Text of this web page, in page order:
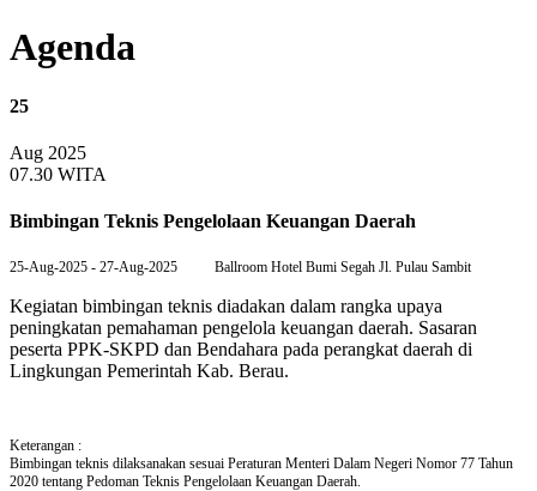
Agenda
25
Aug 2025
07.30 WITA
Bimbingan Teknis Pengelolaan Keuangan Daerah
25-Aug-2025 - 27-Aug-2025 Ballroom Hotel Bumi Segah Jl. Pulau Sambit
Kegiatan bimbingan teknis diadakan dalam rangka upaya
peningkatan pemahaman pengelola keuangan daerah. Sasaran
peserta PPK-SKPD dan Bendahara pada perangkat daerah di
Lingkungan Pemerintah Kab. Berau.
Keterangan :
Bimbingan teknis dilaksanakan sesuai Peraturan Menteri Dalam Negeri Nomor 77 Tahun
2020 tentang Pedoman Teknis Pengelolaan Keuangan Daerah.